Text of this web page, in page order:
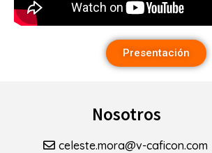
Presentación
Nosotros
celeste.mora@v-caficon.com